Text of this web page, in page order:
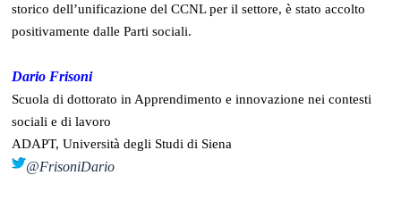
storico dell’unificazione del CCNL per il settore, è stato accolto
positivamente dalle Parti sociali.
Dario Frisoni
Scuola di dottorato in Apprendimento e innovazione nei contesti
sociali e di lavoro
ADAPT, Università degli Studi di Siena
@FrisoniDario